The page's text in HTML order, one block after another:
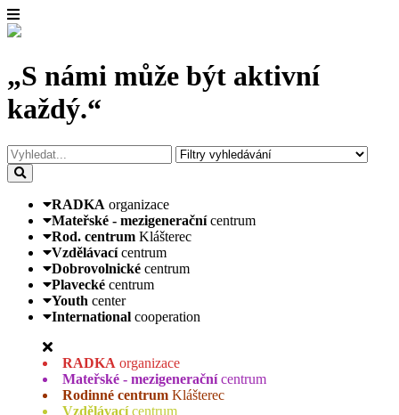
„S námi může být aktivní
každý.“
RADKA organizace
Mateřské - mezigenerační centrum
Rod. centrum Klášterec
Vzdělávací centrum
Dobrovolnické centrum
Plavecké centrum
Youth center
International cooperation
RADKA organizace
Mateřské - mezigenerační centrum
Rodinné centrum Klášterec
Vzdělávací centrum